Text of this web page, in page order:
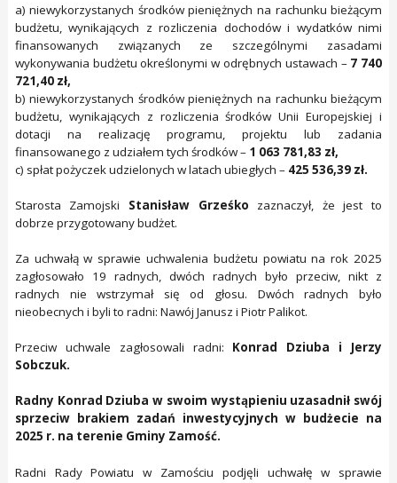
a) niewykorzystanych środków pieniężnych na rachunku bieżącym
budżetu, wynikających z rozliczenia dochodów i wydatków nimi
finansowanych związanych ze szczególnymi zasadami
wykonywania budżetu określonymi w odrębnych ustawach –7 740
721,40 zł,
b) niewykorzystanych środków pieniężnych na rachunku bieżącym
budżetu, wynikających z rozliczenia środków Unii Europejskiej i
dotacji na realizację programu, projektu lub zadania
finansowanego z udziałem tych środków –1 063 781,83 zł,
c) spłat pożyczek udzielonych w latach ubiegłych –425 536,39 zł.
Starosta Zamojski Stanisław Grześko zaznaczył, że jest to
dobrze przygotowany budżet.
Za uchwałą w sprawie uchwalenia budżetu powiatu na rok 2025
zagłosowało 19 radnych, dwóch radnych było przeciw, nikt z
radnych nie wstrzymał się od głosu. Dwóch radnych było
nieobecnych i byli to radni: Nawój Janusz i Piotr Palikot.
Przeciw uchwale zagłosowali radni: Konrad Dziuba i Jerzy
Sobczuk.
Radny Konrad Dziuba w swoim wystąpieniu uzasadnił swój
sprzeciw brakiem zadań inwestycyjnych w budżecie na
2025 r. na terenie Gminy Zamość.
Radni Rady Powiatu w Zamościu podjęli uchwałę w sprawie